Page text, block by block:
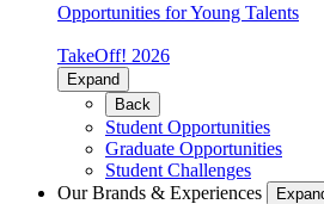
Opportunities for Young Talents
TakeOff! 2026
Expand
Back
Student Opportunities
Graduate Opportunities
Student Challenges
Our Brands & Experiences